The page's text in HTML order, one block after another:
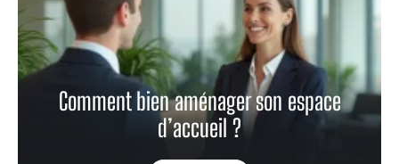
Comment bien aménager son espace
d’accueil ?